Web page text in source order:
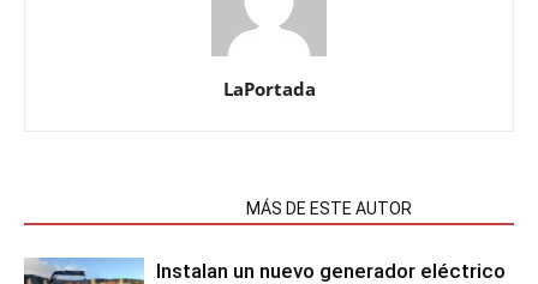
LaPortada
MÁS DE ESTE AUTOR
Instalan un nuevo generador eléctrico